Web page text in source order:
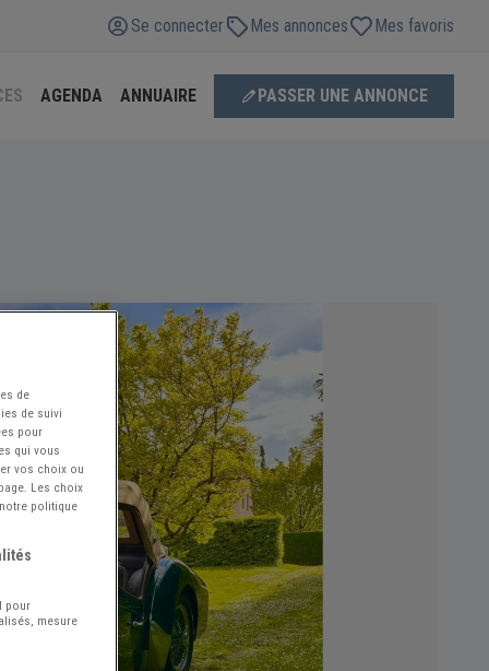
Se connecter Mes annonces Mes favoris
AGENDA ANNUAIRE PASSER UNE ANNONCE
de
de suivi
pour
qui vous
vos choix ou
Les choix
politique
pour
mesure